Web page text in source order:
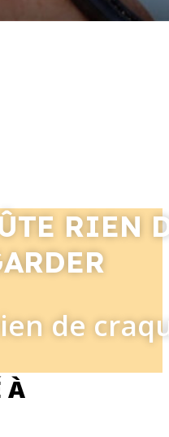
RIEN
de
À